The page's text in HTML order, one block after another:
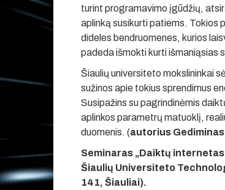
turint programavimo įgūdžių,
aplinką susikurti patiems. Tokios
dideles bendruomenes, kurios
padeda išmokti kurti išmaniąsias
Šiaulių universiteto mokslininkai
sužinos apie tokius sprendimus
Susipažins su pagrindinėmis
aplinkos parametrų matuoklį,
duomenis. (autorius
Seminaras „Daiktų
Šiaulių Universiteto
141, Šiauliai).